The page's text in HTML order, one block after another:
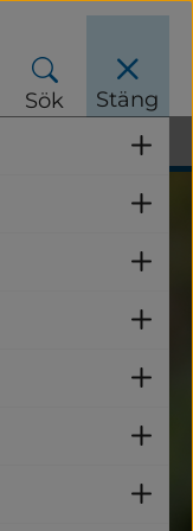
Sök Stäng
Stäng meny